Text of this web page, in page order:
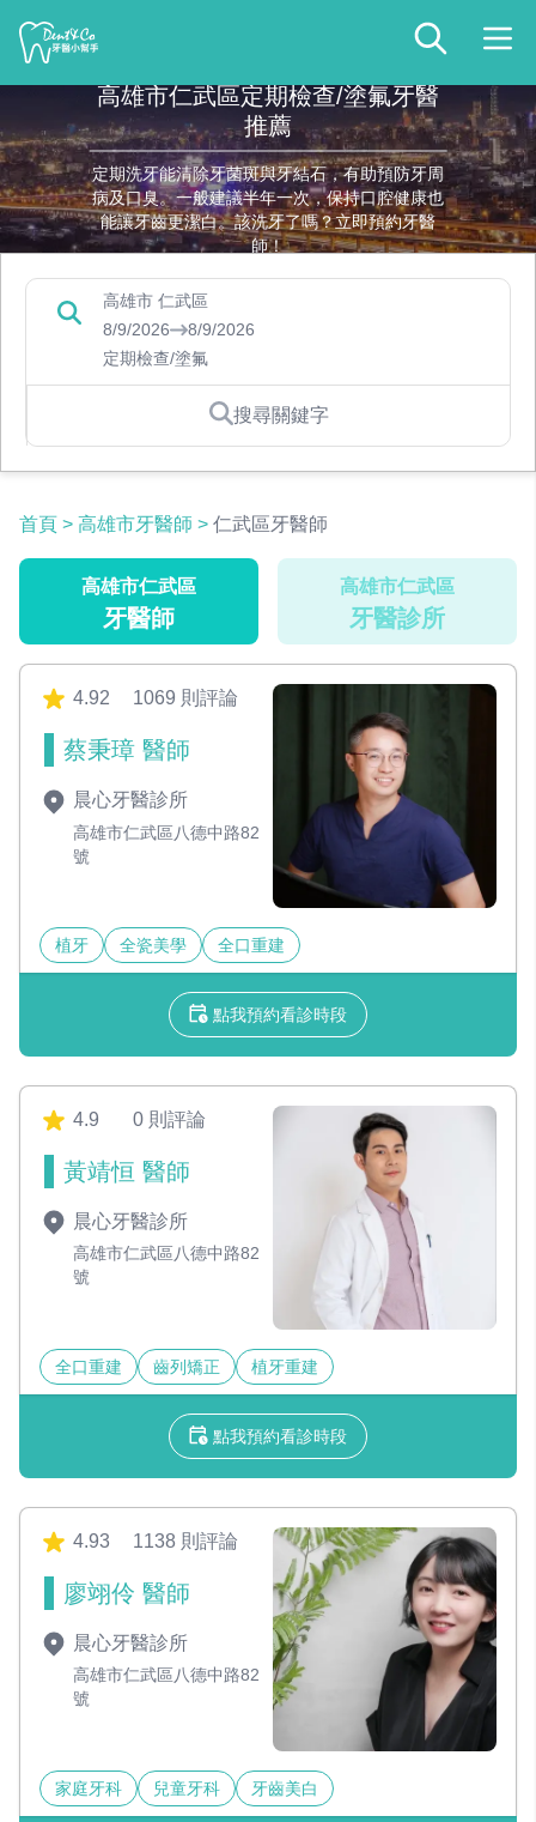
高雄市仁武區定期檢查/塗氟牙醫
推薦
定期洗牙能清除牙菌斑與牙結石，有助預防牙周
病及口臭。一般建議半年一次，保持口腔健康也
能讓牙齒更潔白。該洗牙了嗎？立即預約牙醫
師！
高雄市 仁武區
8/9/2026
8/9/2026
定期檢查/塗氟
搜尋關鍵字
首頁 > 高雄市牙醫師 > 仁武區牙醫師
高雄市仁武區
牙醫師
高雄市仁武區
牙醫診所
4.92 1069 則評論
蔡秉璋 醫師
晨心牙醫診所
高雄市仁武區八德中路82
號
植牙 全瓷美學 全口重建
點我預約看診時段
4.9 0 則評論
黃靖恒 醫師
晨心牙醫診所
高雄市仁武區八德中路82
號
全口重建 齒列矯正 植牙重建
點我預約看診時段
4.93 1138 則評論
廖翊伶 醫師
晨心牙醫診所
高雄市仁武區八德中路82
號
家庭牙科 兒童牙科 牙齒美白